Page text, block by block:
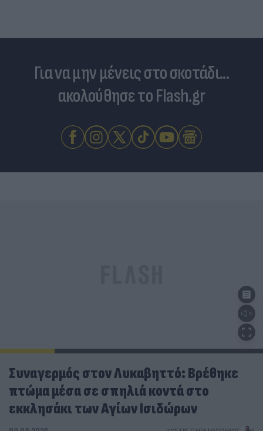
Για να μην μένεις στο σκοτάδι...
ακολούθησε το Flash.gr
Συναγερμός στον Λυκαβηττό: Βρέθηκε
πτώμα μέσα σε σπηλιά κοντά στο
εκκλησάκι των Αγίων Ισιδώρων